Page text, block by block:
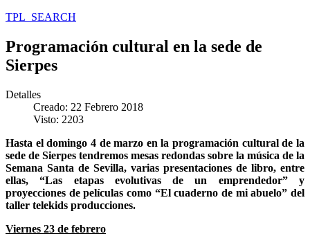
TPL_SEARCH
Programación cultural en la sede de
Sierpes
Detalles
Creado: 22 Febrero 2018
Visto: 2203
Hasta el domingo 4 de marzo en la programación cultural de la
sede de Sierpes tendremos mesas redondas sobre la música de la
Semana Santa de Sevilla, varias presentaciones de libro, entre
ellas, “Las etapas evolutivas de un emprendedor” y
proyecciones de películas como “El cuaderno de mi abuelo” del
taller telekids producciones.
Viernes 23 de febrero